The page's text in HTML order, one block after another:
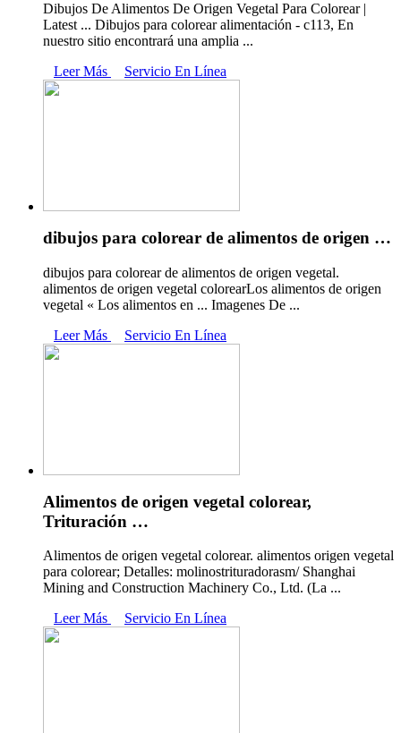
Dibujos De Alimentos De Origen Vegetal Para Colorear |
Latest ... Dibujos para colorear alimentación - c113, En
nuestro sitio encontrará una amplia ...
Leer Más
Servicio En Línea
dibujos para colorear de alimentos de origen …
dibujos para colorear de alimentos de origen vegetal.
alimentos de origen vegetal colorearLos alimentos de origen
vegetal « Los alimentos en ... Imagenes De ...
Leer Más
Servicio En Línea
Alimentos de origen vegetal colorear,
Trituración …
Alimentos de origen vegetal colorear. alimentos origen vegetal
para colorear; Detalles: molinostrituradorasm/ Shanghai
Mining and Construction Machinery Co., Ltd. (La ...
Leer Más
Servicio En Línea